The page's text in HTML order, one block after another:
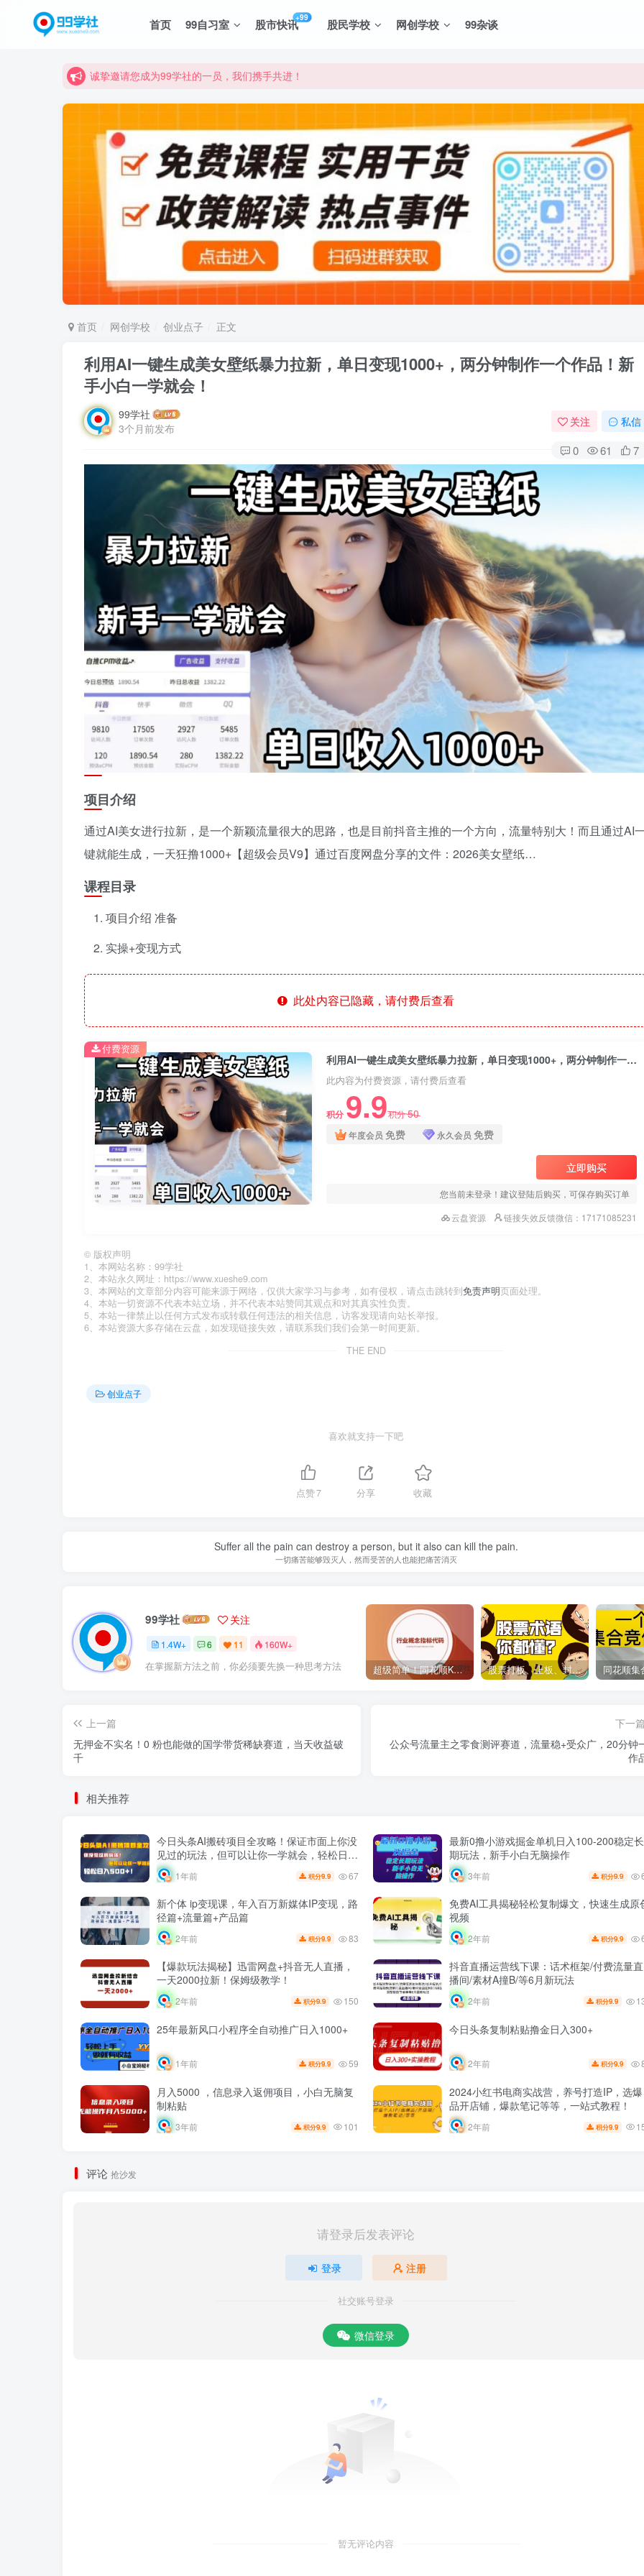
首页 99自习室 股市快讯+99 股民学校 网创学校 99杂谈
诚挚邀请您成为99学社的一员，我们携手共进！
诚挚邀请您成为99学社的一员，我们携手共进！
学习路上不孤独，99学社与你同行！分享全网优质VIP资源，炒股教程、创业教程、网络营销教程、自媒体短视频教程等，长
首页 网创学校 创业点子 正文
利用AI一键生成美女壁纸暴力拉新，单日变现1000+，两分钟制作一个作品！新
手小白一学就会！
99学社
3个月前发布
关注 私信
0 61 7
项目介绍
通过AI美女进行拉新，是一个新颖流量很大的思路，也是目前抖音主推的一个方向，流量特别大！而且通过AI
键就能生成，一天狂撸1000+【超级会员V9】通过百度网盘分享的文件：2026美女壁纸…
课程目录
项目介绍 准备
实操+变现方式
此处内容已隐藏，请付费后查看
利用AI一键生成美女壁纸暴力拉新，单日变现1000+，两分钟制作一个作品！新手小白一学就会！
此内容为付费资源，请付费后查看
积分 9.9积分50
年度会员 免费 永久会员 免费
立即购买
您当前未登录！建议登陆后购买，可保存购买订单
云盘资源
链接失效反馈微信：17171085231
付费资源
© 版权声明
1、本网站名称：99学社
2、本站永久网址：https://www.xueshe9.com
3、本网站的文章部分内容可能来源于网络，仅供大家学习与参考，如有侵权，请点击跳转到免责声明页面处理。
4、本站一切资源不代表本站立场，并不代表本站赞同其观点和对其真实性负责。
5、本站一律禁止以任何方式发布或转载任何违法的相关信息，访客发现请向站长举报。
6、本站资源大多存储在云盘，如发现链接失效，请联系我们我们会第一时间更新。
THE END
创业点子
喜欢就支持一下吧
点赞7 分享 收藏
Suffer all the pain can destroy a person, but it also can kill the pain.
一切痛苦能够毁灭人，然而受苦的人也能把痛苦消灭
99学社 关注
1.4W+ 6 11 160W+
在掌握新方法之前，你必须要先换一种思考方法 超级简单！同花顺K线界面显示行业概念指标代码图解 股票打板、上板、封板、翘板、炸板是什么意思？炒股你必须懂的暗语！
上一篇
无押金不实名！0 粉也能做的国学带货稀缺赛道，当天收益破
千
下一篇
公众号流量主之零食测评赛道，流量稳+受众广，20分钟
作
相关推荐
今日头条AI搬砖项目全攻略！保证市面上你没
见过的玩法，但可以让你一学就会，轻松日入
500＋！
1年前 积分9.9 67
最新0撸小游戏掘金单机日入100-200稳定长
期玩法，新手小白无脑操作
3年前 积分9.9
新个体 ip变现课，年入百万新媒体IP变现，路
径篇+流量篇+产品篇
2年前 积分9.9 83
免费AI工具揭秘轻松复制爆文，快速生成原
视频
2年前 积分9.9
【爆款玩法揭秘】迅雷网盘+抖音无人直播，
一天2000拉新！保姆级教学！
2年前 积分9.9 150
抖音直播运营线下课：话术框架/付费流量直
播间/素材A撞B/等6月新玩法
2年前 积分9.9
25年最新风口小程序全自动推广日入1000+
1年前 积分9.9 59
今日头条复制粘贴撸金日入300+
2年前 积分9.9
月入5000 ，信息录入返佣项目，小白无脑复
制粘贴
3年前 积分9.9 101
2024小红书电商实战营，养号打造IP，选爆
品开店铺，爆款笔记等等，一站式教程！
2年前 积分9.9
评论 抢沙发
请登录后发表评论
登录 注册
社交账号登录
微信登录
暂无评论内容